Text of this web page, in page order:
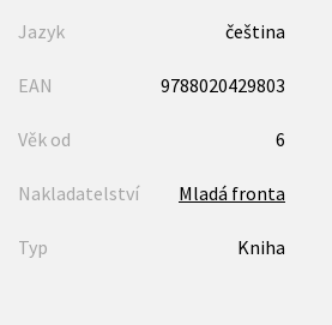
Jazyk čeština
EAN 9788020429803
Věk od 6
Nakladatelství Mladá fronta
Typ Kniha